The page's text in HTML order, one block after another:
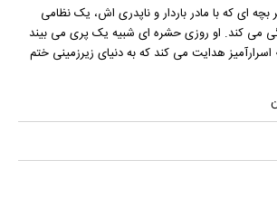
بچه ای که با مادر باردار و ناپدری اش، یک نظامی
می کند. او روزی حشره ای شبیه یک پری می بیند
اسرارآمیز هدایت می کند که به دنیای زیرزمینی ختم